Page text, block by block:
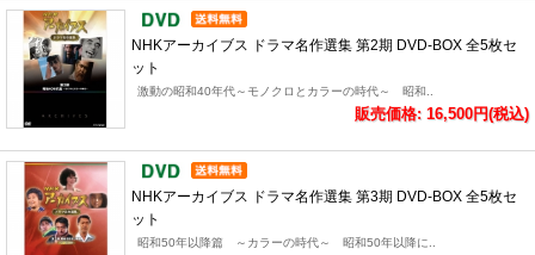
NHKアーカイブス ドラマ名作選集 第2期 DVD-BOX 全5枚セ
ット
激動の昭和40年代～モノクロとカラーの時代～ 昭和..
販売価格: 16,500円(税込)
NHKアーカイブス ドラマ名作選集 第3期 DVD-BOX 全5枚セ
ット
昭和50年以降篇 ～カラーの時代～ 昭和50年以降に..